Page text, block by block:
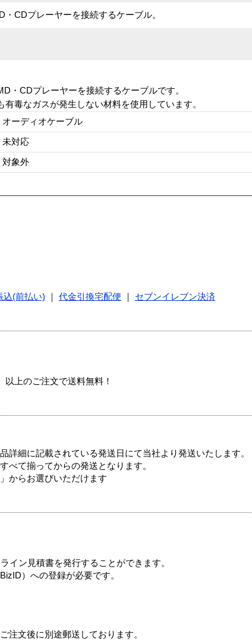
CDプレーヤーを接続するケーブル。
・CDプレーヤーを接続するケーブルです。
毒なガスが発生しない材料を使用しています。
オーディオケーブル
未対応
対象外
込(前払い) ｜ 代金引換宅配便 ｜ セブンイレブン決済
上のご注文で送料無料！
詳細に記載されている発送日にて当社より発送いたします。
べて揃ってからの発送となります。
からお選びいただけます
イン見積書を発行することができます。
）への登録が必要です。
注文後に別途郵送しております。